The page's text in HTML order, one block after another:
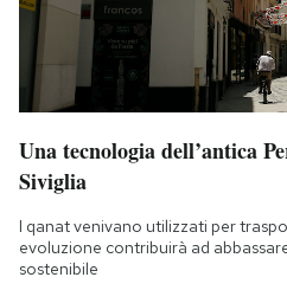
Una tecnologia dell’antica
Siviglia
I qanat venivano utilizzati per
evoluzione contribuirà ad
sostenibile